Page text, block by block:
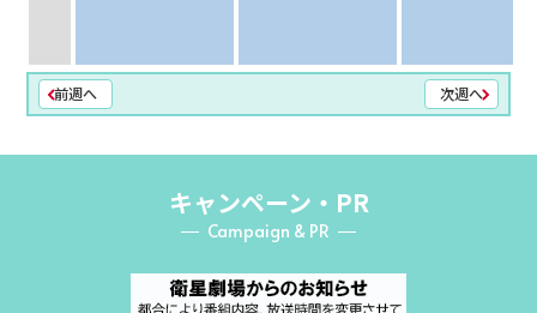
前週へ 次週へ
キャンペーン・PR
Campaign & PR